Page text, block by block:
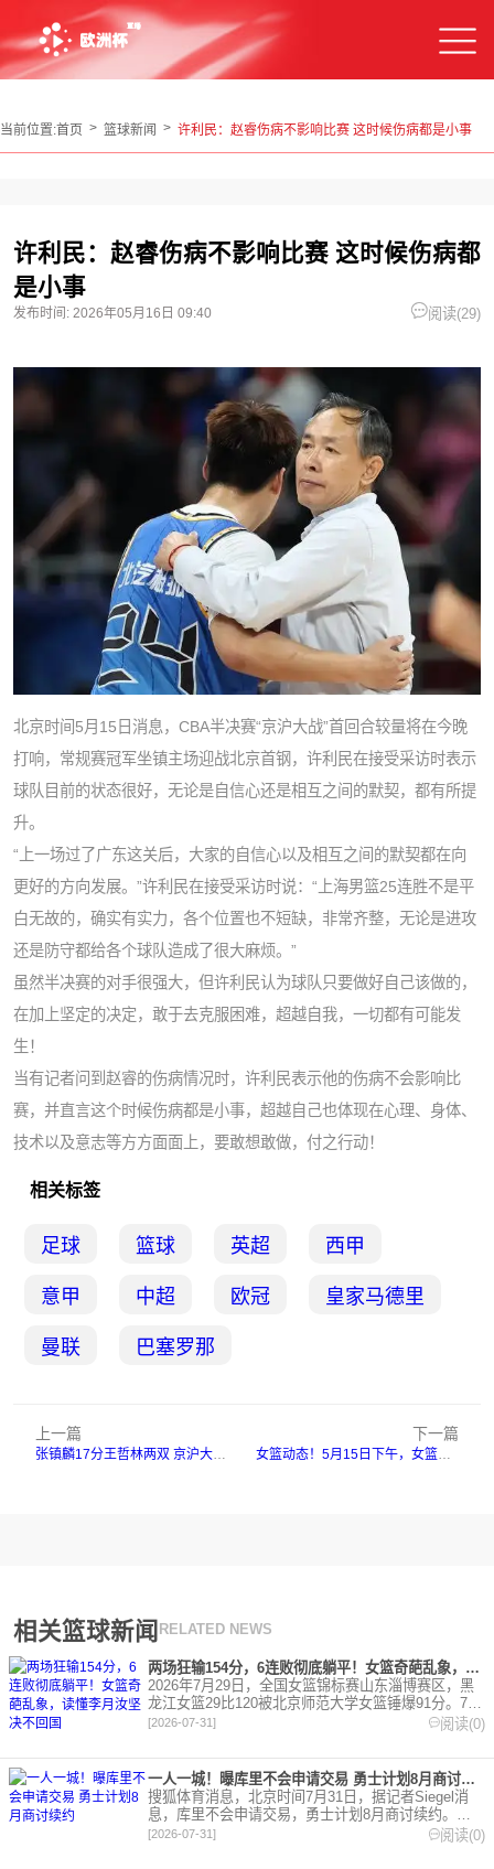
当前位置:首页 篮球新闻 许利民：赵睿伤病不影响比赛 这时候伤病都是小事
许利民：赵睿伤病不影响比赛 这时候伤病都
是小事
发布时间: 2026年05月16日 09:40 阅读(29)
北京时间5月15日消息，CBA半决赛“京沪大战”首回合较量将在今晚
打响，常规赛冠军坐镇主场迎战北京首钢，许利民在接受采访时表示
球队目前的状态很好，无论是自信心还是相互之间的默契，都有所提
升。
“上一场过了广东这关后，大家的自信心以及相互之间的默契都在向
更好的方向发展。”许利民在接受采访时说：“上海男篮25连胜不是平
白无故的，确实有实力，各个位置也不短缺，非常齐整，无论是进攻
还是防守都给各个球队造成了很大麻烦。”
虽然半决赛的对手很强大，但许利民认为球队只要做好自己该做的，
在加上坚定的决定，敢于去克服困难，超越自我，一切都有可能发
生！
当有记者问到赵睿的伤病情况时，许利民表示他的伤病不会影响比
赛，并直言这个时候伤病都是小事，超越自己也体现在心理、身体、
技术以及意志等方方面面上，要敢想敢做，付之行动！
相关标签
足球 篮球 英超 西甲
意甲 中超 欧冠 皇家马德里
曼联 巴塞罗那
上一篇
张镇麟17分王哲林两双 京沪大战上海先拔头筹
下一篇
女篮动态！5月15日下午，女篮传来韩旭、李月汝和李梦的消息
相关篮球新闻 RELATED NEWS
两场狂输154分，6连败彻底躺平！女篮奇葩乱象，读懂李月汝坚决不回国
2026年7月29日，全国女篮锦标赛山东淄博赛区，黑
龙江女篮29比120被北京师范大学女篮锤爆91分。7月
30日凌晨，同一块场地，黑龙江女篮43比106再输山
[2026-07-31] 阅读(0)
一人一城！曝库里不会申请交易 勇士计划8月商讨续约
搜狐体育消息，北京时间7月31日，据记者Siegel消
息，库里不会申请交易，勇士计划8月商讨续约。记
者Siegel表示，勇士队内消息人士透露，斯蒂芬-库里
[2026-07-31] 阅读(0)